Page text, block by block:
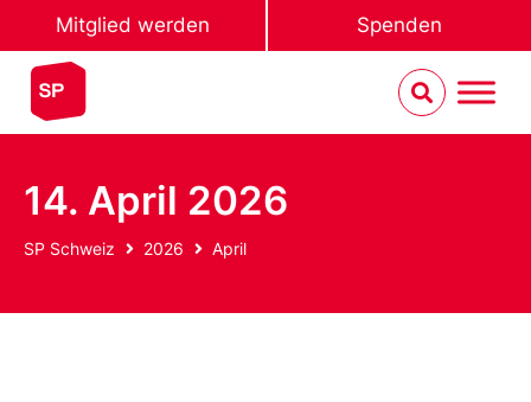
Mitglied werden Spenden
14. April 2026
SP Schweiz 2026 April